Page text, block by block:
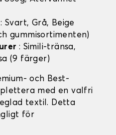
: Svart, Grå, Beige
gummisortimenten)
: Simili-tränsa,
(9 färger)
och Best-
med en valfri
textil. Detta
för